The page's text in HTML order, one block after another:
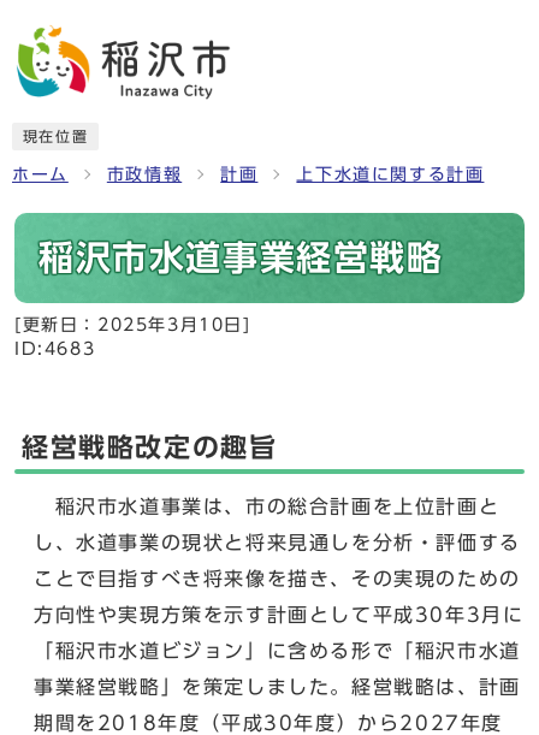
現在位置
ホーム 市政情報 計画 上下水道に関する計画
稲沢市水道事業経営戦略
[更新日： 2025年3月10日
ID:4683
経営戦略改定の趣旨
稲沢市水道事業は、市の総合計画を上位計画と
し、水道事業の現状と将来見通しを分析・評価する
ことで目指すべき将来像を描き、その実現のための
方向性や実現方策を示す計画として平成30年3月に
「稲沢市水道ビジョン」に含める形で「稲沢市水道
事業経営戦略」を策定しました。経営戦略は、計画
期間を2018年度（平成30年度）から2027年度